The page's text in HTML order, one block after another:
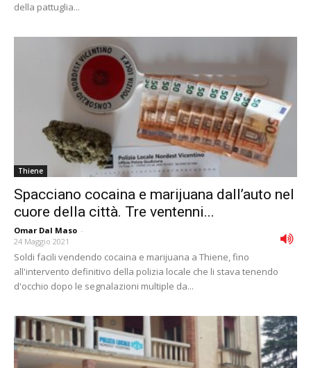
della pattuglia...
Thiene
Spacciano cocaina e marijuana dall’auto nel
cuore della città. Tre ventenni...
Omar Dal Maso -
24 Maggio 2021
Soldi facili vendendo cocaina e marijuana a Thiene, fino
all'intervento definitivo della polizia locale che li stava tenendo
d'occhio dopo le segnalazioni multiple da...